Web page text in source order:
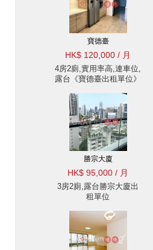
寶德臺
HK$ 120,000 / 月
4房2廁,實用率高,連車位,
露台《寶德臺出租單位》
勝宗大廈
HK$ 95,000 / 月
3房2廁,露台勝宗大廈出
租單位